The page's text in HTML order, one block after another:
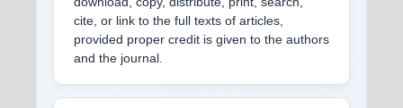
cite, or link to the full texts of articles,
provided proper credit is given to the authors
and the journal.